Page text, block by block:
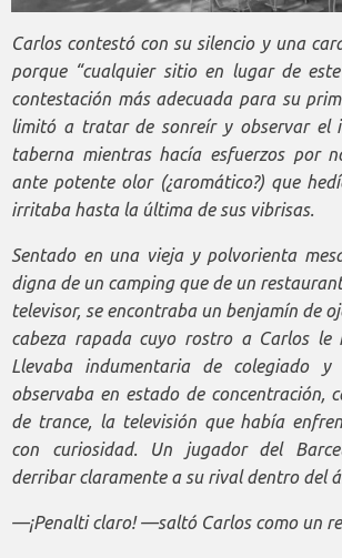
Carlos contestó con su silencio y una
porque “cualquier sitio en lugar de
contestación más adecuada para su
limitó a tratar de sonreír y observar el
taberna mientras hacía esfuerzos por
ante potente olor (¿aromático?) que
irritaba hasta la última de sus vibrisas.
Sentado en una vieja y polvorienta
digna de un camping que de un
televisor, se encontraba un benjamín de
cabeza rapada cuyo rostro a Carlos le
Llevaba indumentaria de colegiado y
observaba en estado de concentración,
de trance, la televisión que había
con curiosidad. Un jugador del
derribar claramente a su rival dentro del
—¡Penalti claro! —saltó Carlos como un